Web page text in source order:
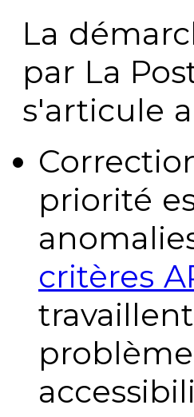
La
par La
s'articule
priorité
critères